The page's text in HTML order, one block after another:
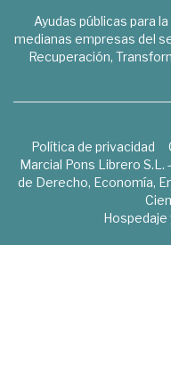
Ayudas públicas para
medianas empresas del
Recuperación,
Política de privacidad
Marcial Pons Librero
de Derecho, Economía,
Hospedaje